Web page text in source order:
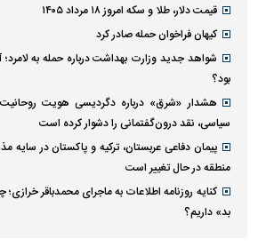
قیمت دلار، طلا و سکه امروز ۱۸ مرداد ۱۴۰۵
کیهان فراخوان حمله صادر کرد
شواهد جدید وزارت بهداشت درباره حمله به
بود؟
هشدار «شرق» درباره دگردیسی هویت
سیاسی، نقد درون‌گفتمانی را دشوار کرده است
پیمان دفاعی عربستان، ترکیه و پاکستان در سایه
منطقه در حال تغییر است
کنایه روزنامه اطلاعات به ماجرای محمدباقر خرازی؛
بد» داریم؟